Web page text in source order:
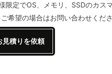
限定でOS、メモリ、SSDのカス
希望の場合はお問い合わせくださ
見積りを依頼